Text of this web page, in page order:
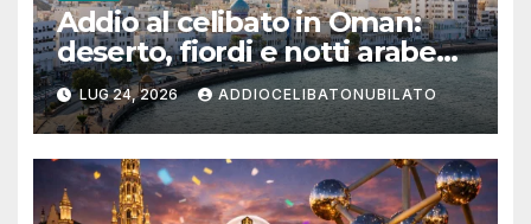
Addio al celibato in Oman:
deserto, fiordi e notti arabe
tra Muscat e Musandam
LUG 24, 2026 ADDIOCELIBATONUBILATO